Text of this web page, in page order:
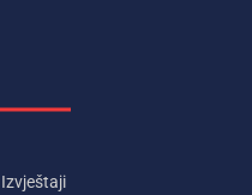
Izvještaji